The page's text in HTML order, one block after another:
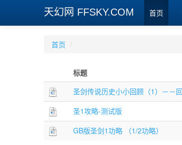
天幻网 FFSKY.COM 首页
首页 /
标题
圣剑传说历史小小回顾（1）－－
圣1攻略-测试版
GB版圣剑1功略 （1/2功略）